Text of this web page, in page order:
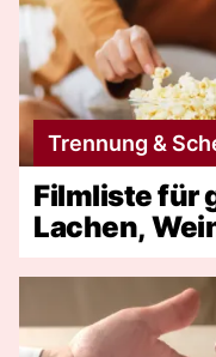
Trennung &
Filmliste für
Lachen,